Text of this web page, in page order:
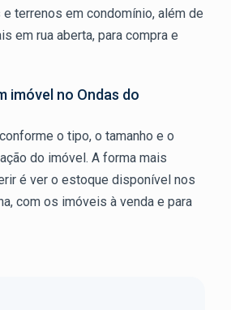
terrenos em condomínio, além de
em rua aberta, para compra e
imóvel no Ondas do
o tipo, o tamanho e o
do imóvel. A forma mais
é ver o estoque disponível nos
com os imóveis à venda e para